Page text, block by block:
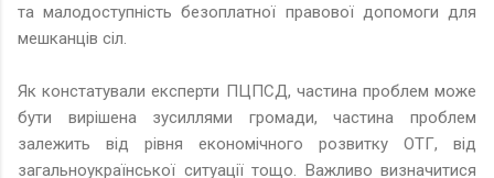
та малодоступність безоплатної правової допомоги для
мешканців сіл.
Як констатували експерти ПЦПСД, частина проблем може
бути вирішена зусиллями громади, частина проблем
залежить від рівня економічного розвитку ОТГ, від
загальноукраїнської ситуації тощо. Важливо визначитися